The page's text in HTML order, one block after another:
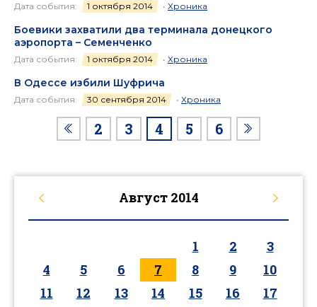
Дата события: 1 октября 2014 • Хроника
Боевики захватили два терминала донецкого
аэропорта – Семенченко
Дата события: 1 октября 2014 • Хроника
В Одессе избили Шуфрича
Дата события: 30 сентября 2014 • Хроника
2 3 4 5 6
Август 2014
1 2
3
4
5 6 7 8 9
10
11
12 13 14 15 16
17